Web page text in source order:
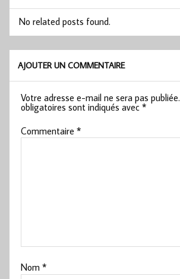
No related posts found.
AJOUTER UN COMMENTAIRE
Votre adresse e-mail ne sera pas publiée.
obligatoires sont indiqués avec*
Commentaire*
Nom*